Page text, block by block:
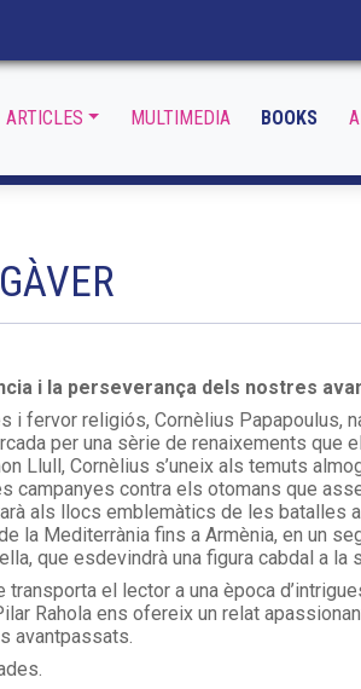
ARTICLES MULTIMEDIA BOOKS
i la perseverança dels nostres
i fervor religiós, Cornèlius Papapoulus,
per una sèrie de renaixements que
Llull, Cornèlius s’uneix als temuts
campanyes contra els otomans que
als llocs emblemàtics de les batalles
la Mediterrània fins a Armènia, en un
que esdevindrà una figura cabdal a la
transporta el lector a una època
Rahola ens ofereix un relat
avantpassats.